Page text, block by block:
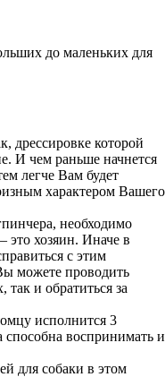
до маленьких для
дрессировке которой
И чем раньше начнется
легче Вам будет
характером Вашего
необходимо
это хозяин. Иначе в
с этим
можете проводить
и обратиться за
исполнится 3
способна воспринимать и
для собаки в этом